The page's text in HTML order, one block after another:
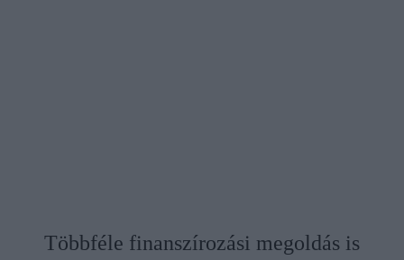
Többféle finanszírozási megoldás is